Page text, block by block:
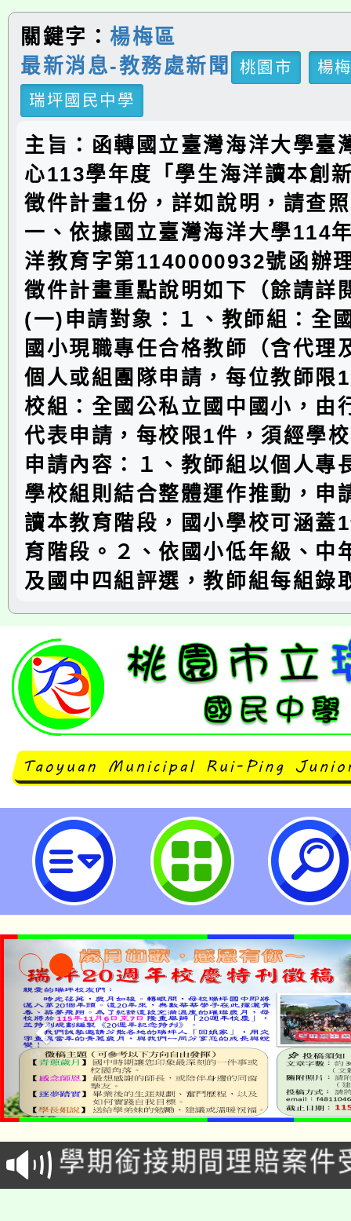
關鍵字： 楊梅區
最新消息-教務處新聞
桃園市
楊
瑞坪國民中學
主旨：函轉國立臺灣海洋大學臺
心113學年度「學生海洋讀本創
徵件計畫1份，詳如說明，請查
一、依據國立臺灣海洋大學114
洋教育字第1140000932號函辦
徵件計畫重點說明如下（餘請詳
(一)申請對象：１、教師組：全
國小現職專任合格教師（含代理
個人或組團隊申請，每位教師限
校組：全國公私立國中國小，由
代表申請，每校限1件，須經學
申請內容：１、教師組以個人專
學校組則結合整體運作推動，申
讀本教育階段，國小學校可涵蓋
育階段。２、依國小低年級、中
及國中四組評選，教師組每組錄
113學年度「學生海洋讀本創新運
畫-桃園市立瑞坪國民中學
淨零綠生活教案入校路
會
115年食農教育專業人
程
學期銜接期間理賠案件
學籍身 分審查程序及
淨零綠領人才培育課程